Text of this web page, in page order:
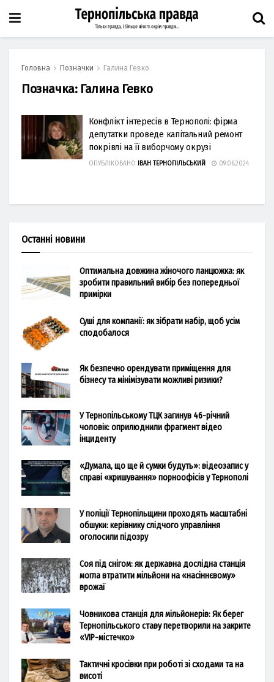
Головна Позначки Галина Гевко
Позначка: Галина Гевко
Конфлікт інтересів в Тернополі: фірма
депутатки проведе капітальний ремонт
покрівлі на її виборчому окрузі
ОПУБЛІКОВАНО ІВАН ТЕРНОПІЛЬСЬКИЙ 09.06.2024
Останні новини
Оптимальна довжина жіночого ланцюжка: як
зробити правильний вибір без попередньої
примірки
Суші для компанії: як зібрати набір, щоб усім
сподобалося
Як безпечно орендувати приміщення для
бізнесу та мінімізувати можливі ризики?
У Тернопільському ТЦК загинув 46-річний
чоловік: оприлюднили фрагмент відео
інциденту
«Думала, що ще й сумки будуть»: відеозапис у
справі «кришування» порноофісів у Тернополі
У поліції Тернопільщини проходять масштабні
обшуки: керівнику слідчого управління
оголосили підозру
Соя під снігом: як державна дослідна станція
могла втратити мільйони на «насіннєвому»
врожаї
Човникова станція для мільйонерів: Як берег
Тернопільського ставу перетворили на закрите
«VIP-містечко»
Тактичні кросівки при роботі зі сходами та на
висоті